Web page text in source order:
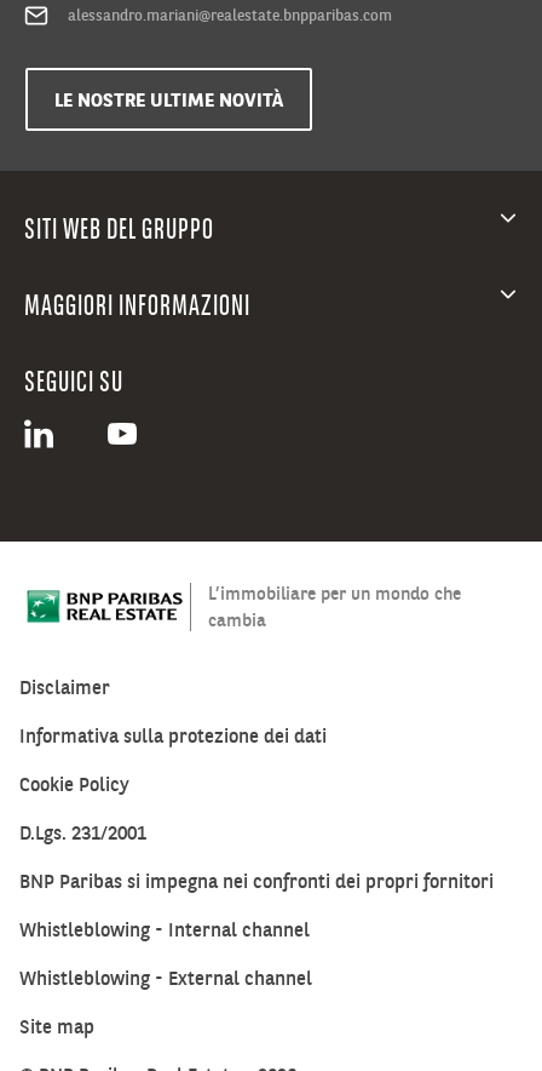
alessandro.mariani@realestate.bnpparibas.com
LE NOSTRE ULTIME NOVITÀ
SITI WEB DEL GRUPPO
MAGGIORI INFORMAZIONI
SEGUICI SU
L’immobiliare per un mondo che
cambia
Disclaimer
Informativa sulla protezione dei dati
Cookie Policy
D.Lgs. 231/2001
BNP Paribas si impegna nei confronti dei propri fornitori
Whistleblowing - Internal channel
Whistleblowing - External channel
Site map